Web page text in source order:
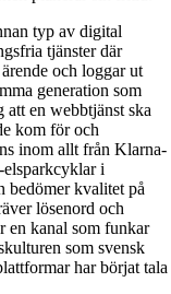
typ av digital
tjänster där
och loggar ut
generation som
en webbtjänst ska
kom för och
inom allt från Klarna-
i
bedömer kvalitet på
lösenord och
en kanal som funkar
som svensk
har börjat tala